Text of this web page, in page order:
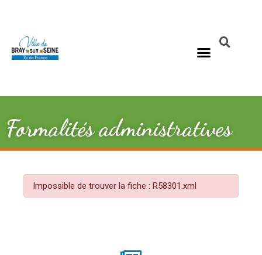
Formalités administratives
Impossible de trouver la fiche : R58301.xml